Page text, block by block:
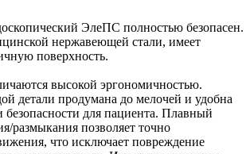
ЭлеПС полностью безопасен.
нержавеющей стали, имеет
поверхность.
высокой эргономичностью.
детали продумана до мелочей и удобна
безопасности для пациента. Плавный
размыкания позволяет точно
что исключает повреждение